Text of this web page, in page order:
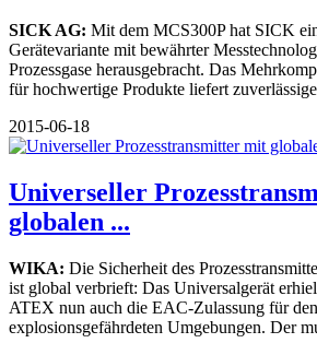
SICK AG: Mit dem MCS300P hat SICK
Gerätevariante mit bewährter
Prozessgase herausgebracht. Das
für hochwertige Produkte liefert
2015-06-18
Universeller
globalen ...
WIKA: Die Sicherheit des
ist global verbrieft: Das Universalgerät
ATEX nun auch die EAC-Zulassung für
explosionsgefährdeten Umgebungen. Der